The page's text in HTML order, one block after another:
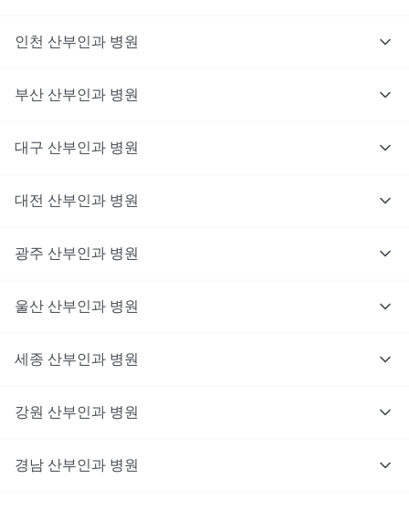
인천 산부인과 병원
부산 산부인과 병원
대구 산부인과 병원
대전 산부인과 병원
광주 산부인과 병원
울산 산부인과 병원
세종 산부인과 병원
강원 산부인과 병원
경남 산부인과 병원